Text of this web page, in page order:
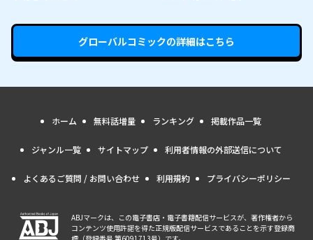
グローバルコミックの詳細はこちら
ホーム 無料話増量 ランキング 掲載作品一覧
ジャンル一覧 サイトマップ 利用者情報の外部送信について
よくあるご質問 / お問い合わせ 利用規約 プライバシーポリシー
ABJマークは、この電子書店・電子書籍配信サービスが、著作権者から
コンテンツ使用許諾を得た正規版配信サービスであることを示す登録商